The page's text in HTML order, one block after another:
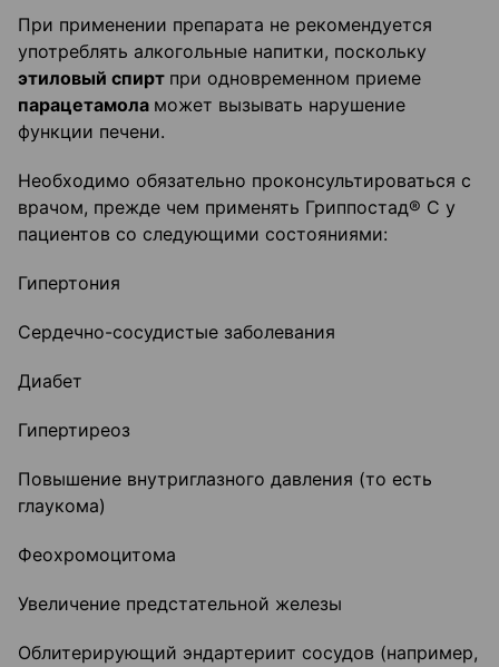
При применении препарата не рекомендуется
употреблять алкогольные напитки, поскольку
этиловый спирт при одновременном приеме
парацетамола может вызывать нарушение
функции печени.
Необходимо обязательно проконсультироваться с
врачом, прежде чем применять Гриппостад® С у
пациентов со следующими состояниями:
Гипертония
Сердечно-сосудистые заболевания
Диабет
Гипертиреоз
Повышение внутриглазного давления (то есть
глаукома)
Феохромоцитома
Увеличение предстательной железы
Облитерирующий эндартериит сосудов (например,